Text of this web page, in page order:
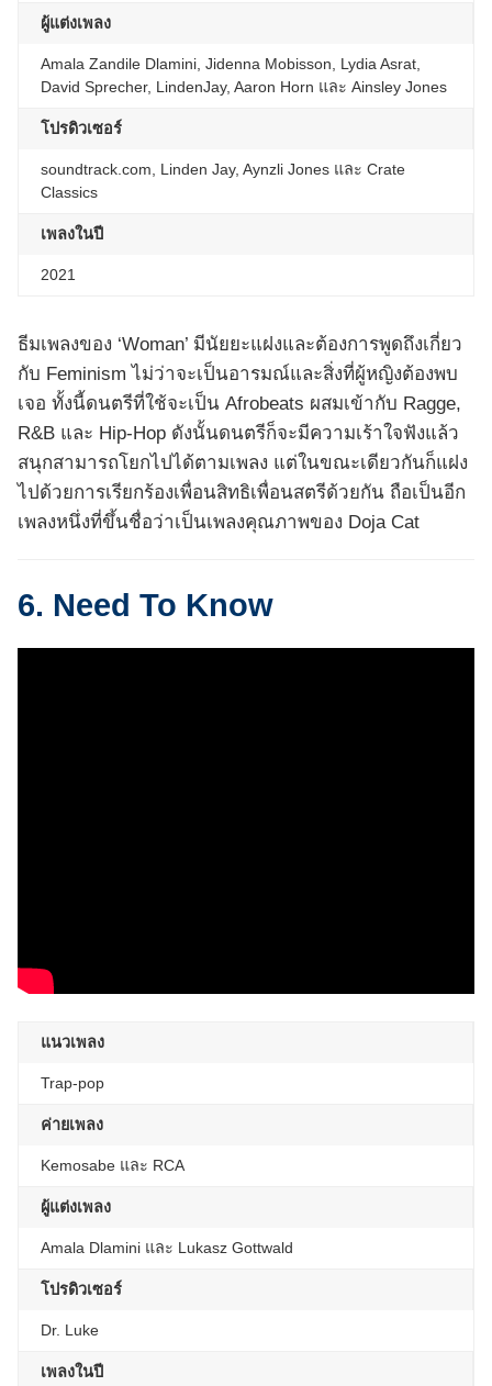
ผู้แต่งเพลง
Amala Zandile Dlamini, Jidenna Mobisson, Lydia Asrat,
David Sprecher, LindenJay, Aaron Horn และ Ainsley Jones
โปรดิวเซอร์
soundtrack.com, Linden Jay, Aynzli Jones และ Crate
Classics
เพลงในปี
2021
ธีมเพลงของ ‘Woman’ มีนัยยะแฝงและต้องการพูดถึงเกี่ยว
กับ Feminism ไม่ว่าจะเป็นอารมณ์และสิ่งที่ผู้หญิงต้องพบ
เจอ ทั้งนี้ดนตรีที่ใช้จะเป็น Afrobeats ผสมเข้ากับ Ragge,
R&B และ Hip-Hop ดังนั้นดนตรีก็จะมีความเร้าใจฟังแล้ว
สนุกสามารถโยกไปได้ตามเพลง แต่ในขณะเดียวกันก็แฝง
ไปด้วยการเรียกร้องเพื่อนสิทธิเพื่อนสตรีด้วยกัน ถือเป็นอีก
เพลงหนึ่งที่ขึ้นชื่อว่าเป็นเพลงคุณภาพของ Doja Cat
6. Need To Know
แนวเพลง
Trap-pop
ค่ายเพลง
Kemosabe และ RCA
ผู้แต่งเพลง
Amala Dlamini และ Lukasz Gottwald
โปรดิวเซอร์
Dr. Luke
เพลงในปี